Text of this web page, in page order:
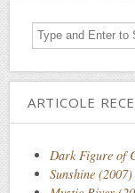
ARTICOLE
Dark Figure of
Sunshine (2007)